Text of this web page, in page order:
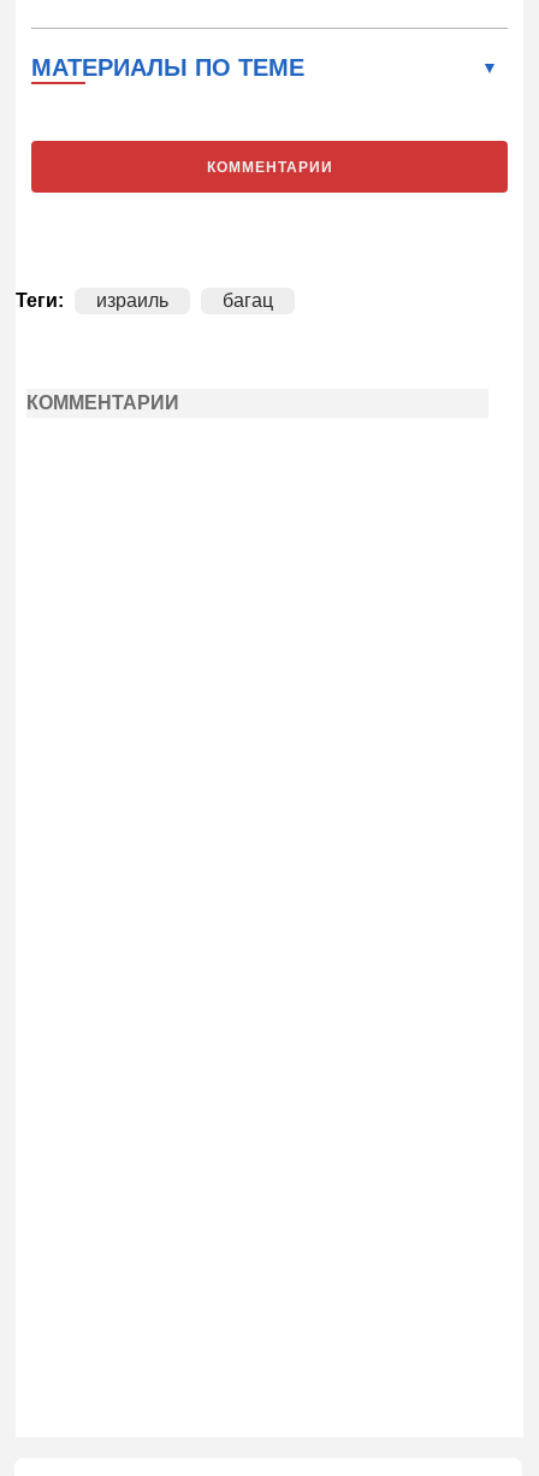
МАТЕРИАЛЫ ПО ТЕМЕ
КОММЕНТАРИИ
Теги: израиль багац
КОММЕНТАРИИ